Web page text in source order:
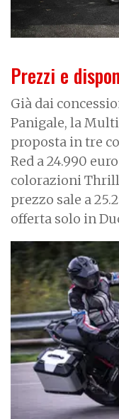
Prezzi e
Già dai
Panigale, la
proposta in tre
Red a 24.990
colorazioni
prezzo sale a
offerta solo in
I
m
a
g
e